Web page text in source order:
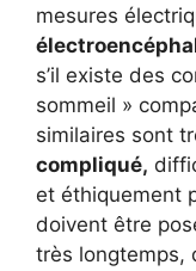
mesures
s’il existe des
sommeil »
similaires sont
compliqué,
et éthiquement
doivent être
très longtemps,